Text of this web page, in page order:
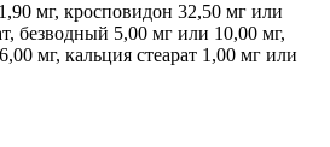
мг, кросповидон 32,50 мг или
безводный 5,00 мг или 10,00 мг,
мг, кальция стеарат 1,00 мг или